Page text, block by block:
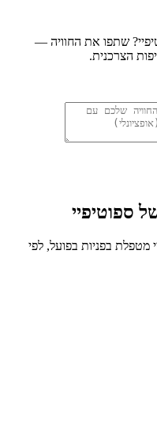
? שתפו את החוויה —
הצרכנית.
ספוטיפיי
מטפלת בפניות בפועל, לפי